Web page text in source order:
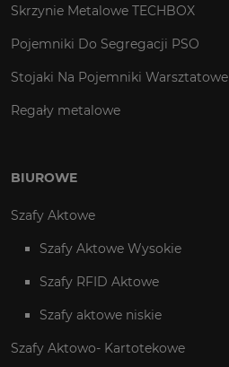
Skrzynie Metalowe TECHBOX
Pojemniki Do Segregacji PSO
Stojaki Na Pojemniki Warsztatowe
Regały metalowe
BIUROWE
Szafy Aktowe
Szafy Aktowe Wysokie
Szafy RFID Aktowe
Szafy aktowe niskie
Szafy Aktowo- Kartotekowe